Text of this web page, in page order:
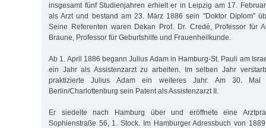
insgesamt fünf Studienjahren erhielt er in Leipzig am 17.
als Arzt und bestand am 23. März 1886 sein "Doktor Diplom"
Seine Referenten waren Dekan Prof. Dr. Credé, Professor für
Braune, Professor für Geburtshilfe und Frauenheilkunde.
Ab 1. April 1886 begann Julius Adam in Hamburg-St. Pauli am
ein Jahr als Assistenzarzt zu arbeiten. Im selben Jahr
praktizierte Julius Adam ein weiteres Jahr. Am 30.
Berlin/Charlottenburg sein Patent als Assistenzarzt II.
Er siedelte nach Hamburg über und eröffnete eine
Sophienstraße 56, 1. Stock. Im Hamburger Adressbuch von